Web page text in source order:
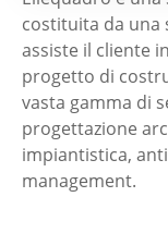
costituita da una
assiste il cliente
progetto di
vasta gamma di
progettazione
impiantistica,
management.